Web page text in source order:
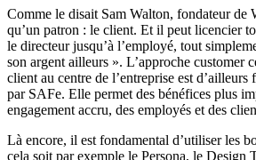
Comme le disait Sam Walton, fondateur de
qu’un patron : le client. Et il peut licencier
le directeur jusqu’à l’employé, tout
son argent ailleurs ». L’approche customer
client au centre de l’entreprise est d’ailleurs
par SAFe. Elle permet des bénéfices plus
engagement accru, des employés et des
Là encore, il est fondamental d’utiliser les
cela soit par exemple le Persona, le